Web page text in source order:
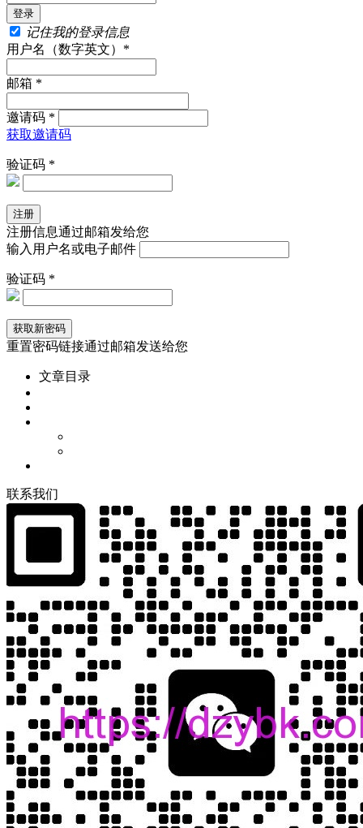
记住我的登录信息
用户名（数字英文）*
邮箱 *
邀请码 *
获取邀请码
验证码 *
注册信息通过邮箱发给您
输入用户名或电子邮件
验证码 *
重置密码链接通过邮箱发送给您
文章目录
联系我们